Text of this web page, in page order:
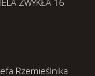
Rzemieślnika